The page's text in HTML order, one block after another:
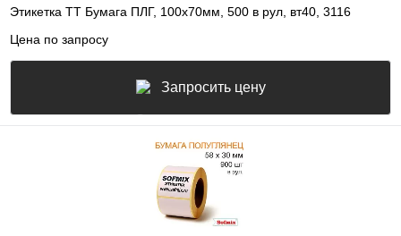
Этикетка ТТ Бумага ПЛГ, 100х70мм, 500 в рул, вт40, 3116
Цена по запросу
Запросить цену